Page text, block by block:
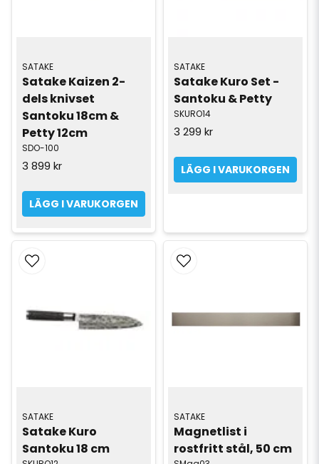
SATAKE
Satake Kaizen 2-
dels knivset
Santoku 18cm &
Petty 12cm
SDO-100
3 899 kr
LÄGG I VARUKORGEN
SATAKE
Satake Kuro Set -
Santoku & Petty
SKURO14
3 299 kr
LÄGG I VARUKORGEN
SATAKE
Satake Kuro
Santoku 18 cm
SATAKE
Magnetlist i
rostfritt stål, 50 cm